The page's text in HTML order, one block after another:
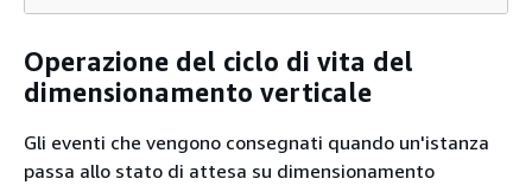
Operazione del ciclo di vita del
dimensionamento verticale
Gli eventi che vengono consegnati quando un'istanza
passa allo stato di attesa su dimensionamento